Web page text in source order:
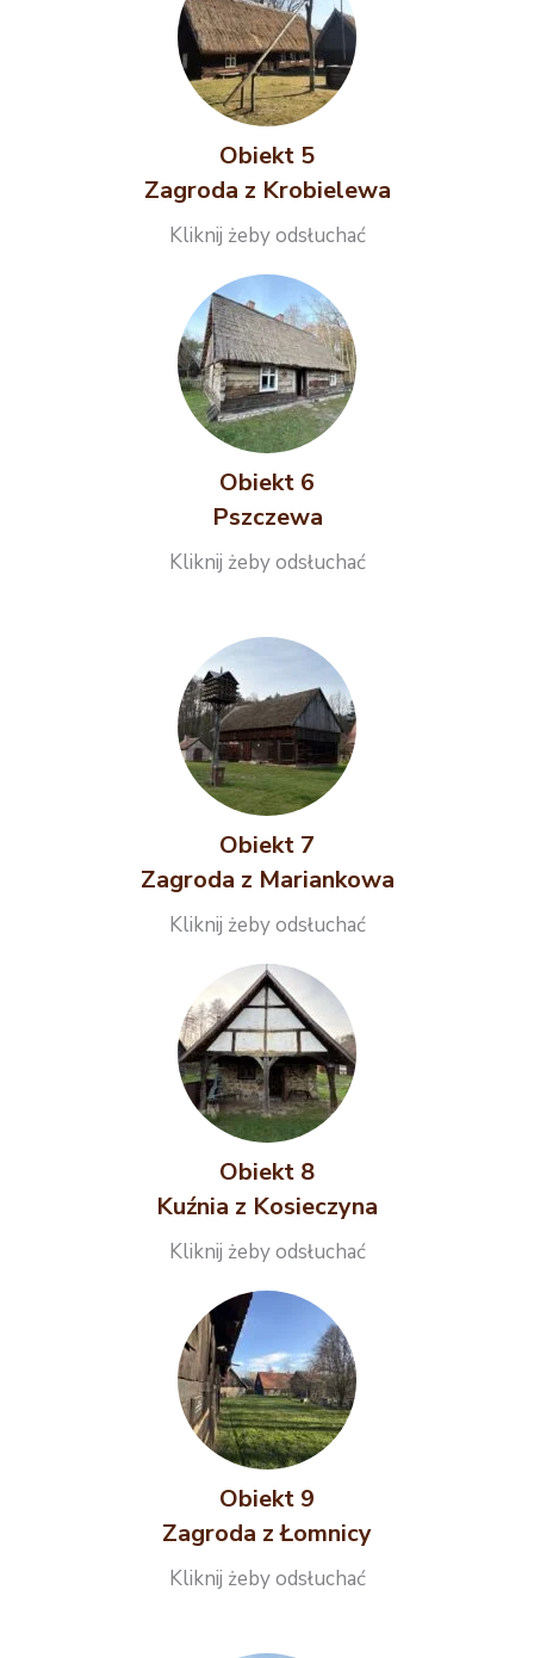
Obiekt 5
Zagroda z Krobielewa
Kliknij żeby odsłuchać
Obiekt 6
Pszczewa
Kliknij żeby odsłuchać
Obiekt 7
Zagroda z Mariankowa
Kliknij żeby odsłuchać
Obiekt 8
Kuźnia z Kosieczyna
Kliknij żeby odsłuchać
Obiekt 9
Zagroda z Łomnicy
Kliknij żeby odsłuchać